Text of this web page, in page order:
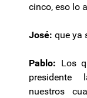
cinco, eso lo
José: que ya
Pablo: Los
presidente
nuestros